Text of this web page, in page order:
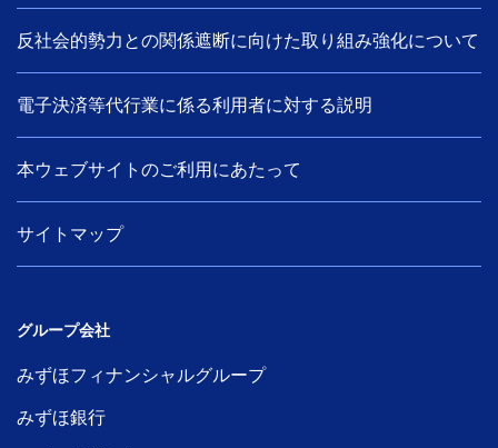
反社会的勢力との関係遮断に向けた取り組み強化について
電子決済等代行業に係る利用者に対する説明
本ウェブサイトのご利用にあたって
サイトマップ
グループ会社
みずほフィナンシャルグループ
みずほ銀行